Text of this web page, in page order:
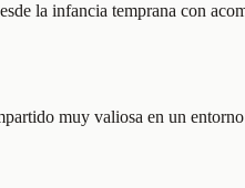
la infancia temprana con
muy valiosa en un